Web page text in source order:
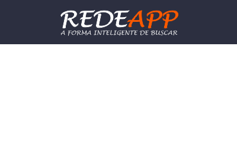
Procurar: